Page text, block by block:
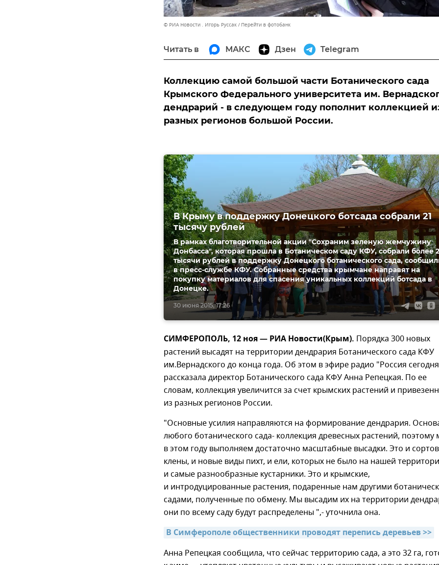
© РИА Новости . Игорь Руссак Перейти в фотобанк
Читать в МАКС Дзен Telegram
Коллекцию самой большой части Ботанического сада
Крымского Федерального университета им.
дендрарий - в следующем году пополнит коллекцией
разных регионов большой России.
30 июня 2015, 17:26
В Крыму в поддержку Донецкого ботсада собрали 21
тысячу рублей
В рамках благотворительной акции "Сохраним зеленую жемчужину
Донбасса", которая прошла в Ботаническом саду КФУ, собрали более
тысячи рублей в поддержку Донецкого ботанического сада,
в пресс-службе КФУ. Собранные средства крымчане направят на
покупку материалов для спасения уникальных коллекций ботсада в
Донецке.
СИМФЕРОПОЛЬ, 12 ноя — РИА Новости(Крым). Порядка 300 новых
растений высадят на территории дендрария Ботанического сада КФУ
им.Вернадского до конца года. Об этом в эфире радио "Россия
рассказала директор Ботанического сада КФУ Анна Репецкая. По ее
словам, коллекция увеличится за счет крымских растений и
из разных регионов России.
"Основные усилия направляются на формирование дендрария.
любого ботанического сада- коллекция древесных растений, поэтому
в этом году выполняем достаточно масштабные высадки. Это и
клены, и новые виды пихт, и ели, которых не было на нашей
и самые разнообразные кустарники. Это и крымские,
и интродуцированные растения, подаренные нам другими
садами, полученные по обмену. Мы высадим их на территории
они по всему саду будут распределены ",- уточнила она.
В Симферополе общественники проводят перепись деревьев >>
Анна Репецкая сообщила, что сейчас территорию сада, а это 32 га,